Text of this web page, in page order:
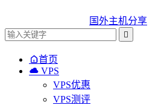
国外主机分享

首页
 VPS
VPS优惠
VPS测评